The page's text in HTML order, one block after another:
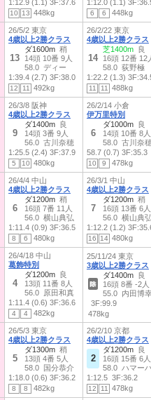
1:12.9 (1.1) 3F:37.6
10 13 448kg
1:12.0 (1.1)
6 6 448kg
26/5/2 東京
4歳以上2勝クラス
13
ダ1600m 稍
14頭 10番 9人
58.0 ディー
1:39.4 (2.7) 3F:38.0
12 11 492kg
26/2/22 東京
4歳以上2勝クラス
14
芝1400m 良
16頭 12番 12
58.0 荻野極
1:22.2 (1.3)
11 11 488kg
26/3/8 阪神
4歳以上2勝クラス
9
ダ1400m 良
14頭 3番 9人
56.0 古川奈穂
1:25.5 (2.4) 3F:37.9
5 10 480kg
26/2/14 小倉
伊万里特別
6
ダ1000m 良
14頭 10番 8人
58.0 古川奈
58.7 (0.7) 3F:35.3
10 9 478kg
26/4/4 中山
4歳以上2勝クラス
6
ダ1200m 稍
16頭 7番 11人
56.0 横山典弘
1:11.4 (0.9) 3F:36.5
8 6 480kg
26/3/1 中山
4歳以上2勝クラス
7
ダ1200m 稍
16頭 13番 6人
56.0 横山典
1:12.2 (1.2)
16 14 480kg
26/4/18 中山
葛飾特別
4
ダ1200m 良
13頭 11番 8人
56.0 原田和真
1:11.4 (0.6) 3F:36.6
4 4 482kg
25/11/24 東京
3歳以上2勝クラス
ダ1400m 良
16頭 8番 -2人
55.0 内田博
3F:99.9
478kg
26/5/3 東京
4歳以上2勝クラス
5
ダ1300m 稍
13頭 4番 5人
58.0 国分恭介
1:18.0 (0.6) 3F:36.2
8 8 482kg
26/2/10 京都
4歳以上2勝クラス
2
ダ1200m 良
16頭 15番 6人
58.0 ハマー
1:12.5 3F:36.2
12 11 478kg